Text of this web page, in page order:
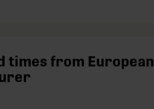
times from European